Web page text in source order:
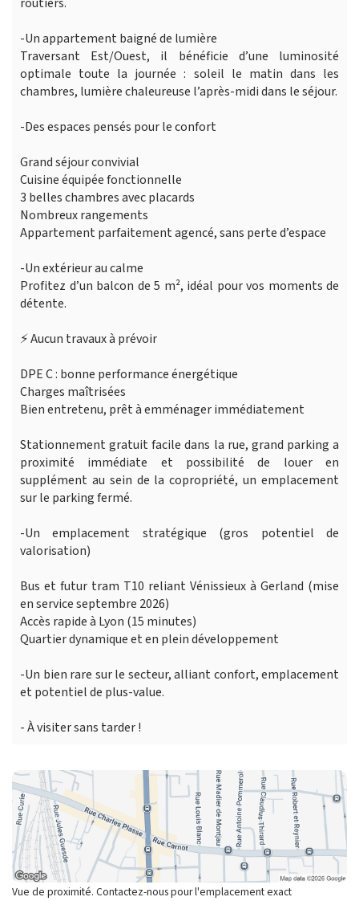
routiers.
-Un appartement baigné de lumière
Traversant Est/Ouest, il bénéficie d’une luminosité
optimale toute la journée : soleil le matin dans les
chambres, lumière chaleureuse l’après-midi dans le séjour.
-Des espaces pensés pour le confort
Grand séjour convivial
Cuisine équipée fonctionnelle
3 belles chambres avec placards
Nombreux rangements
Appartement parfaitement agencé, sans perte d’espace
-Un extérieur au calme
Profitez d’un balcon de 5 m², idéal pour vos moments de
détente.
⚡ Aucun travaux à prévoir
DPE C : bonne performance énergétique
Charges maîtrisées
Bien entretenu, prêt à emménager immédiatement
Stationnement gratuit facile dans la rue, grand parking a
proximité immédiate et possibilité de louer en
supplément au sein de la copropriété, un emplacement
sur le parking fermé.
-Un emplacement stratégique (gros potentiel de
valorisation)
Bus et futur tram T10 reliant Vénissieux à Gerland (mise
en service septembre 2026)
Accès rapide à Lyon (15 minutes)
Quartier dynamique et en plein développement
-Un bien rare sur le secteur, alliant confort, emplacement
et potentiel de plus-value.
- À visiter sans tarder !
Vue de proximité. Contactez-nous pour l'emplacement exact